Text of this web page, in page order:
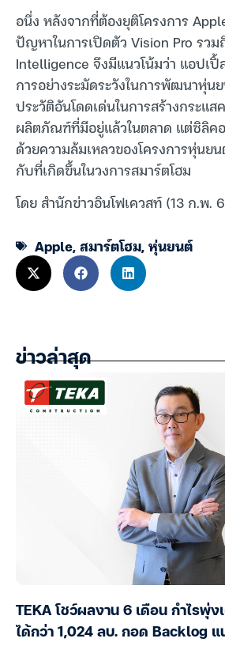
อนึ่ง หลังจากที่ต้องยุติโครงการ
ปัญหาในการเปิดตัว Vision Pro รวม
Intelligence จึงมีแนวโน้มว่า แอปเปิ้
การอย่างระมัดระวังในการพัฒนาหุ่
ประวัติอันโดดเด่นในการสร้างกระแ
ผลิตภัณฑ์ที่มีอยู่แล้วในตลาด แต่ซิลิค
ด้วยความล้มเหลวของโครงการหุ่นย
กับที่เกิดขึ้นในวงการสมาร์ตโฮม
โดย สำนักข่าวอินโฟเควสท์ (13 ก.พ.
Apple,สมาร์ตโฮม,หุ่นยนต์
ข่าวล่าสุด
TEKA โชว์ผลงาน 6 เดือน กำไรพุ่ง
ได้กว่า 1,024 ลบ. กอด Backlog